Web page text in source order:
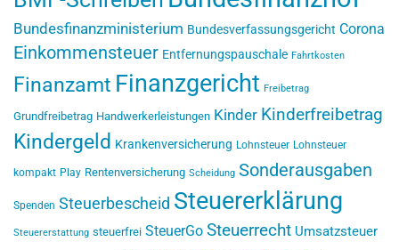
Bundesfinanzministerium Bundesverfassungsgericht Corona
Einkommensteuer Entfernungspauschale Fahrtkosten
Finanzamt Finanzgericht Freibetrag
Grundfreibetrag Handwerkerleistungen Kinder Kinderfreibetrag
Kindergeld Krankenversicherung Lohnsteuer Lohnsteuer
kompakt Play Rentenversicherung Scheidung Sonderausgaben
Spenden Steuerbescheid Steuererklärung
Steuererstattung steuerfrei SteuerGo Steuerrecht Umsatzsteuer